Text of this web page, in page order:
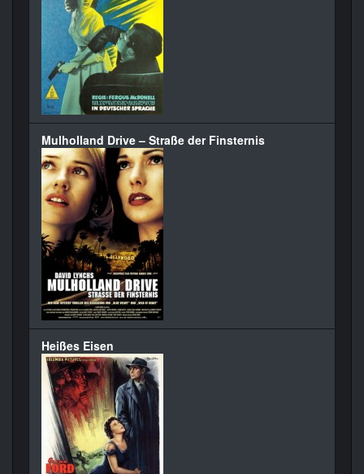
Mulholland Drive – Straße der Finsternis
Heißes Eisen